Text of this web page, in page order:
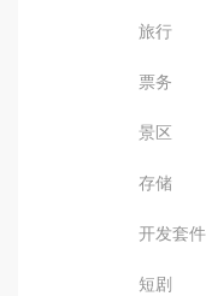
旅行
票务
景区
存储
开发套件
短剧